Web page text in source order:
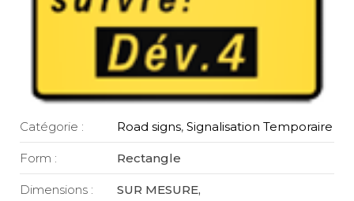
Catégorie : Road signs,Signalisation Temporaire
Form : Rectangle
Dimensions : SUR MESURE,